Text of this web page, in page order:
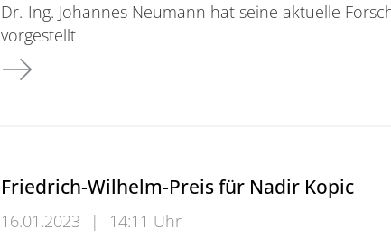
Dr.-Ing. Johannes Neumann hat seine aktuelle
vorgestellt
Forschungskolloquium Betonstraßenbau in Dresden
Friedrich-Wilhelm-Preis für Nadir Kopic
16.01.2023 |
14:11 Uhr